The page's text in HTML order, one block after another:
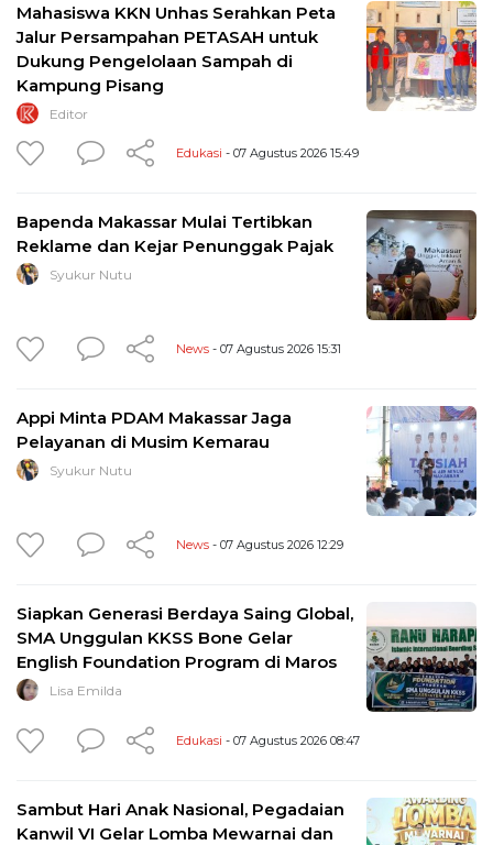
Mahasiswa KKN Unhas Serahkan Peta
Jalur Persampahan PETASAH untuk
Dukung Pengelolaan Sampah di
Kampung Pisang
Editor
Edukasi - 07 Agustus 2026 15:49
Bapenda Makassar Mulai Tertibkan
Reklame dan Kejar Penunggak Pajak
Syukur Nutu
News - 07 Agustus 2026 15:31
Appi Minta PDAM Makassar Jaga
Pelayanan di Musim Kemarau
Syukur Nutu
News - 07 Agustus 2026 12:29
Siapkan Generasi Berdaya Saing Global,
SMA Unggulan KKSS Bone Gelar
English Foundation Program di Maros
Lisa Emilda
Edukasi - 07 Agustus 2026 08:47
Sambut Hari Anak Nasional, Pegadaian
Kanwil VI Gelar Lomba Mewarnai dan